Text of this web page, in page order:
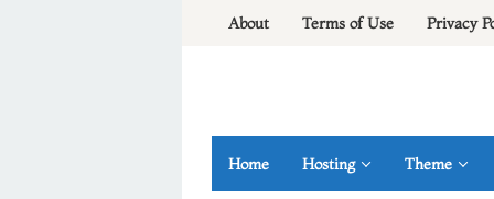
About Terms of Use Privacy
Home Hosting Theme